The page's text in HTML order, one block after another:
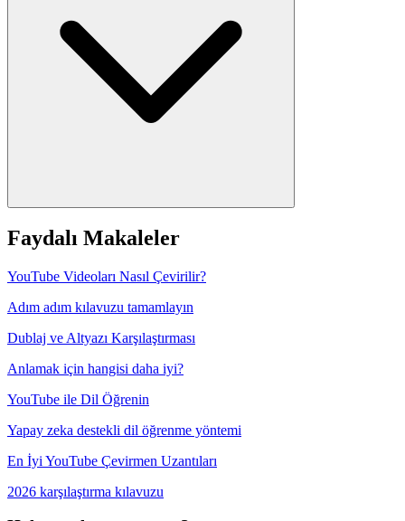
Faydalı Makaleler
YouTube Videoları Nasıl Çevirilir?
Adım adım kılavuzu tamamlayın
Dublaj ve Altyazı Karşılaştırması
Anlamak için hangisi daha iyi?
YouTube ile Dil Öğrenin
Yapay zeka destekli dil öğrenme yöntemi
En İyi YouTube Çevirmen Uzantıları
2026 karşılaştırma kılavuzu